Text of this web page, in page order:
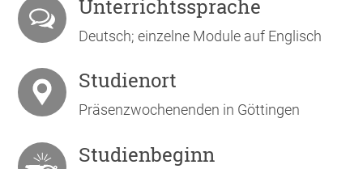
Unterrichtssprache
Deutsch; einzelne Module auf Englisch
Studienort
Präsenzwochenenden in Göttingen
Studienbeginn